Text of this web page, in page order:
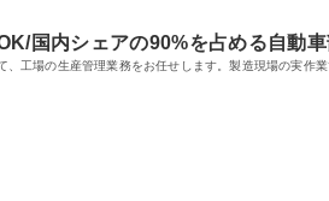
国内シェアの90%を占める自動
、工場の生産管理業務をお任せします。製造現場の実